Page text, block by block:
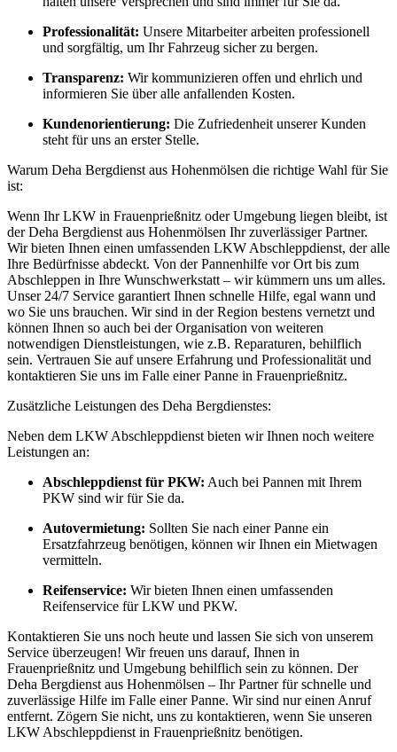
Professionalität: Unsere Mitarbeiter arbeiten professionell
und sorgfältig, um Ihr Fahrzeug sicher zu bergen.
Transparenz: Wir kommunizieren offen und ehrlich und
informieren Sie über alle anfallenden Kosten.
Kundenorientierung: Die Zufriedenheit unserer Kunden
steht für uns an erster Stelle.
Warum Deha Bergdienst aus Hohenmölsen die richtige Wahl für Sie
ist:
Wenn Ihr LKW in Frauenprießnitz oder Umgebung liegen bleibt, ist
der Deha Bergdienst aus Hohenmölsen Ihr zuverlässiger Partner.
Wir bieten Ihnen einen umfassenden LKW Abschleppdienst, der alle
Ihre Bedürfnisse abdeckt. Von der Pannenhilfe vor Ort bis zum
Abschleppen in Ihre Wunschwerkstatt – wir kümmern uns um alles.
Unser 24/7 Service garantiert Ihnen schnelle Hilfe, egal wann und
wo Sie uns brauchen. Wir sind in der Region bestens vernetzt und
können Ihnen so auch bei der Organisation von weiteren
notwendigen Dienstleistungen, wie z.B. Reparaturen, behilflich
sein. Vertrauen Sie auf unsere Erfahrung und Professionalität und
kontaktieren Sie uns im Falle einer Panne in Frauenprießnitz.
Zusätzliche Leistungen des Deha Bergdienstes:
Neben dem LKW Abschleppdienst bieten wir Ihnen noch weitere
Leistungen an:
Abschleppdienst für PKW: Auch bei Pannen mit Ihrem
PKW sind wir für Sie da.
Autovermietung: Sollten Sie nach einer Panne ein
Ersatzfahrzeug benötigen, können wir Ihnen ein Mietwagen
vermitteln.
Reifenservice: Wir bieten Ihnen einen umfassenden
Reifenservice für LKW und PKW.
Kontaktieren Sie uns noch heute und lassen Sie sich von unserem
Service überzeugen! Wir freuen uns darauf, Ihnen in
Frauenprießnitz und Umgebung behilflich sein zu können. Der
Deha Bergdienst aus Hohenmölsen – Ihr Partner für schnelle und
zuverlässige Hilfe im Falle einer Panne. Wir sind nur einen Anruf
entfernt. Zögern Sie nicht, uns zu kontaktieren, wenn Sie unseren
LKW Abschleppdienst in Frauenprießnitz benötigen.